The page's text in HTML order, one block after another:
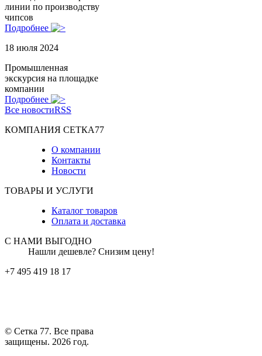
линии по производству
чипсов
Подробнее
18 июля 2024
Промышленная
экскурсия на площадке
компании
Подробнее
Все новостиRSS
КОМПАНИЯ СЕТКА77
О компании
Контакты
Новости
ТОВАРЫ И УСЛУГИ
Каталог товаров
Оплата и доставка
С НАМИ ВЫГОДНО
Нашли дешевле? Снизим цену!
+7 495 419 18 17
© Сетка 77. Все права
защищены. 2026 год.